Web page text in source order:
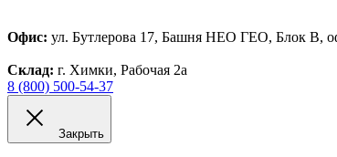
Офис: ул. Бутлерова 17, Башня НЕО ГЕО, Блок В,
Склад: г. Химки, Рабочая 2а
8 (800) 500-54-37
Закрыть